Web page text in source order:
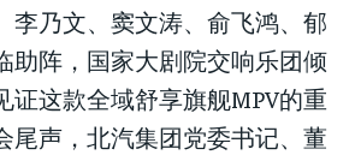
李乃文、窦文涛、俞飞鸿、郁
助阵，国家大剧院交响乐团倾
证这款全域舒享旗舰MPV的重
尾声，北汽集团党委书记、董